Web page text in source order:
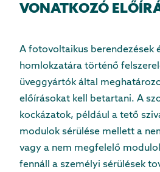
VONATKOZÓ
A fotovoltaikus berendezések
homlokzatára történő
üveggyártók által
előírásokat kell betartani. A
kockázatok, például a tető
modulok sérülése mellett a
vagy a nem megfelelő
fennáll a személyi sérülések